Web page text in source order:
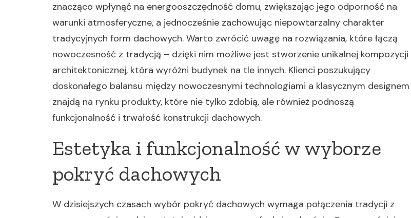
znacząco wpłynąć na energooszczędność domu, zwiększając jego odporność na
warunki atmosferyczne, a jednocześnie zachowując niepowtarzalny charakter
tradycyjnych form dachowych. Warto zwrócić uwagę na rozwiązania, które łączą
nowoczesność z tradycją – dzięki nim możliwe jest stworzenie unikalnej kompozycji
architektonicznej, która wyróżni budynek na tle innych. Klienci poszukujący
doskonałego balansu między nowoczesnymi technologiami a klasycznym designem
znajdą na rynku produkty, które nie tylko zdobią, ale również podnoszą
funkcjonalność i trwałość konstrukcji dachowych.
Estetyka i funkcjonalność w wyborze
pokryć dachowych
W dzisiejszych czasach wybór pokryć dachowych wymaga połączenia tradycji z